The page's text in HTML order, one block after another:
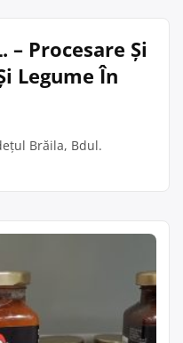
– Procesare Și
Legume În
Brăila, Bdul.